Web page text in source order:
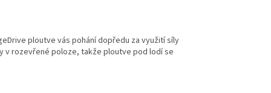
ploutve vás pohání dopředu za využití síly
v rozevřené poloze, takže ploutve pod lodí se